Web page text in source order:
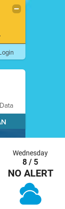
Next
Wednesday
8 / 5
NO ALERT